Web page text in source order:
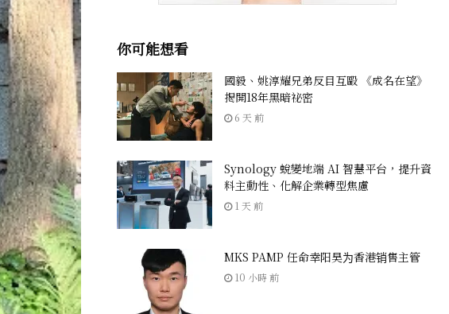
你可能想看
國毅、姚淳耀兄弟反目互毆 《成名在望》
揭開18年黑暗祕密
6 天 前
Synology 蛻變地端 AI 智慧平台，提升資
料主動性、化解企業轉型焦慮
1 天 前
MKS PAMP 任命幸阳昊为香港销售主管
10 小時 前